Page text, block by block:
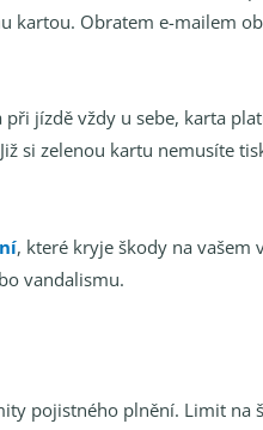
kartou. Obratem e-mailem
jízdě vždy u sebe, karta
si zelenou kartu nemusíte
, které kryje škody na vašem
vandalismu.
pojistného plnění. Limit na